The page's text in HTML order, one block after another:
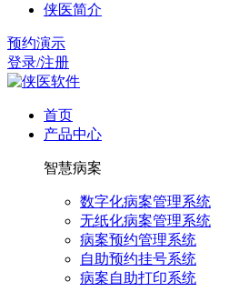
侠医简介
预约演示
登录/注册
首页
产品中心
智慧病案
数字化病案管理系统
无纸化病案管理系统
病案预约管理系统
自助预约挂号系统
病案自助打印系统